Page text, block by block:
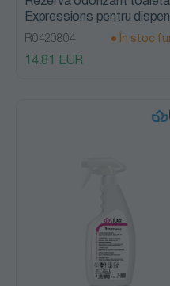
Expressions pentru
Auto Janitor , 600ml,
R0420804 În stoc
14.81 EUR